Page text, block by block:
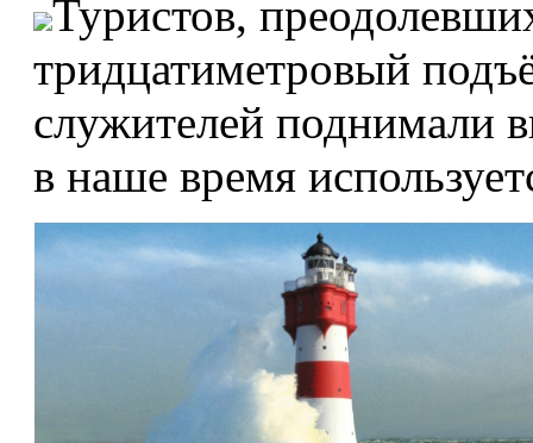
Туристов,
тридцатиметровый
служителей поднимали
в наше время